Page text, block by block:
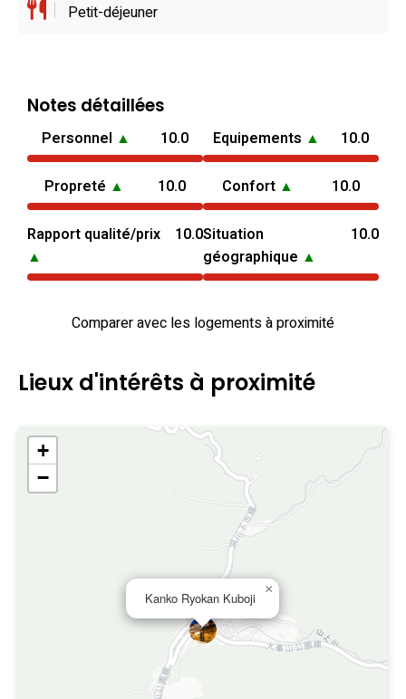
Petit-déjeuner
Notes détaillées
Personnel ▲ 10.0 Equipements ▲ 10.0
Propreté ▲ 10.0 Confort ▲ 10.0
Rapport qualité/prix
▲
10.0Situation
géographique ▲
10.0
Comparer avec les logements à proximité
Lieux d'intérêts à proximité
Kanko Ryokan Kuboji
×
+
−